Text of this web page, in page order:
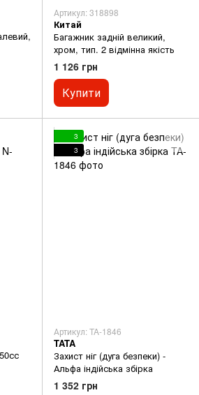
Артикул: 318898
Китай
Багажник задній великий,
хром, тип. 2 відмінна якість
1 126 грн
Купити
3
3
Артикул: TA-1846
TATA
Захист ніг (дуга безпеки) -
Альфа індійська збірка
1 352 грн